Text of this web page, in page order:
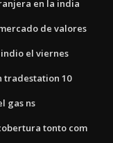
en la india
de valores
el viernes
tradestation 10
gas ns
tonto com